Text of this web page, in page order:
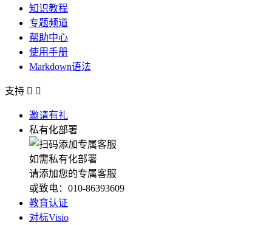
知识教程
专题频道
帮助中心
使用手册
Markdown语法
支持  
邀请有礼
私有化部署
如需私有化部署
请添加您的专属客服
或致电：010-86393609
教育认证
对标Visio